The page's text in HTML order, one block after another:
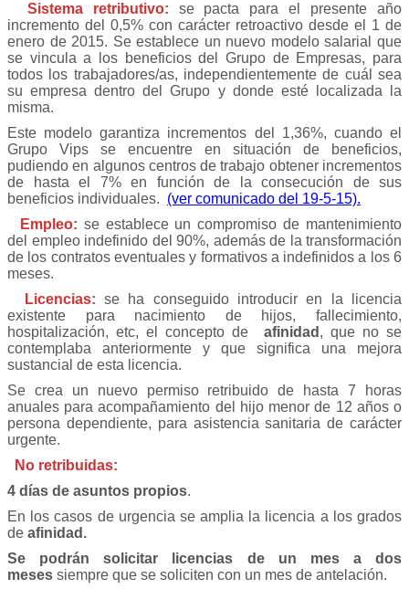
Sistema retributivo: se pacta para el presente año
incremento del 0,5% con carácter retroactivo desde el 1 de
enero de 2015. Se establece un nuevo modelo salarial que
se vincula a los beneficios del Grupo de Empresas, para
todos los trabajadores/as, independientemente de cuál sea
su empresa dentro del Grupo y donde esté localizada la
misma.
Este modelo garantiza incrementos del 1,36%, cuando el
Grupo Vips se encuentre en situación de beneficios,
pudiendo en algunos centros de trabajo obtener incrementos
de hasta el 7% en función de la consecución de sus
beneficios individuales. (ver comunicado del 19-5-15).
Empleo: se establece un compromiso de mantenimiento
del empleo indefinido del 90%, además de la transformación
de los contratos eventuales y formativos a indefinidos a los 6
meses.
Licencias: se ha conseguido introducir en la licencia
existente para nacimiento de hijos, fallecimiento,
hospitalización, etc, el concepto de
afinidad , que no se
contemplaba anteriormente y que significa una mejora
sustancial de esta licencia.
Se crea un nuevo permiso retribuido de hasta 7 horas
anuales para acompañamiento del hijo menor de 12 años o
persona dependiente, para asistencia sanitaria de carácter
urgente.
No retribuidas:
4 días de asuntos propios.
En los casos de urgencia se amplia la licencia a los grados
de afinidad.
Se podrán solicitar licencias de un mes a dos
meses siempre que se soliciten con un mes de antelación.